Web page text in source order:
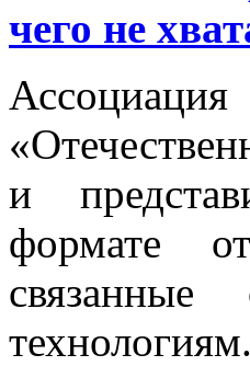
чего не
и
формате
технологиям.